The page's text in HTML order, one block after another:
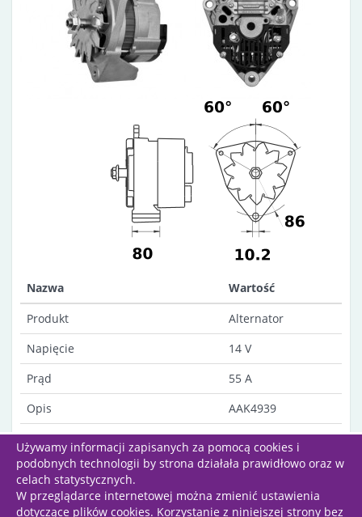
Używamy informacji zapisanych za pomocą cookies i
podobnych technologii by strona działała prawidłowo oraz w
celach statystycznych.
W przeglądarce internetowej można zmienić ustawienia
dotyczące plików cookies. Korzystanie z niniejszej strony bez
Nazwa
Wartość
Produkt
Alternator
Napięcie
14 V
Prąd
55 A
Opis
AAK4939
Uwagi
Dust-proof